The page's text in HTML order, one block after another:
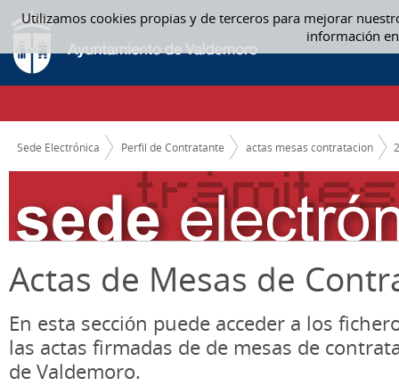
Utilizamos cookies propias y de terceros para mejorar
información
Saltar al contenido
11 NOVIEMBRE - ACTAS MESAS CONTRATACION
CAMINO DE MIGAS
Sede Electrónica Perfil de Contratante actas mesas contratacion
Actas de Mesas de
En esta sección puede acceder a los
las actas firmadas de de mesas de
de Valdemoro.